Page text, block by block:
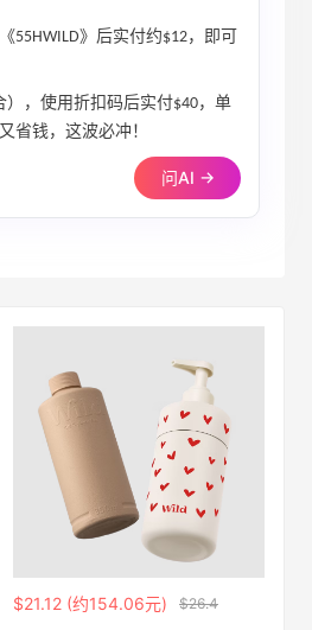
》后实付约$12，即可
），使用折扣码后实付$40，单
省钱，这波必冲！
问AI →
$21.12 (约154.06元) $26.4